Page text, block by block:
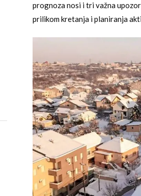
prognoza nosi i tri važna
prilikom kretanja i planiranja